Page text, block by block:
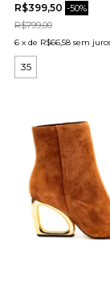
R$399,50 -50%
R$799,00
6 x de R$66,58 sem
35